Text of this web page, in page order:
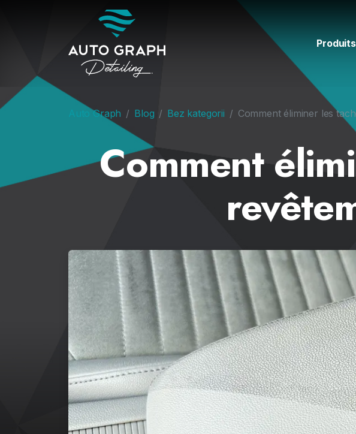
Produits
Auto Graph Blog Bez kategorii Comment éliminer les
Comment